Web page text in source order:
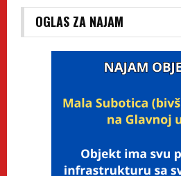
OGLAS ZA NAJAM